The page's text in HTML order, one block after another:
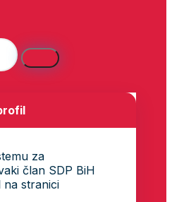
za
član SDP BiH
na stranici